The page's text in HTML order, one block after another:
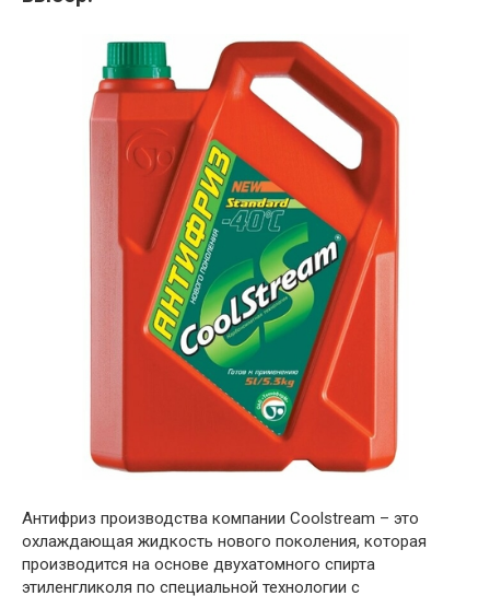
Антифриз производства компании Coolstream – это
охлаждающая жидкость нового поколения, которая
производится на основе двухатомного спирта
этиленгликоля по специальной технологии с